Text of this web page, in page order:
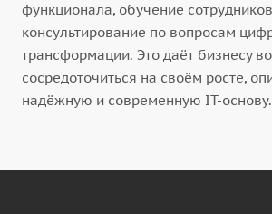
функционала, обучение
консультирование по вопросам
трансформации. Это даёт бизнесу
сосредоточиться на своём росте,
надёжную и современную IT-основу.